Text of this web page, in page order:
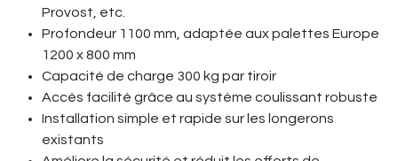
Provost, etc.
Profondeur 1100 mm, adaptée aux palettes Europe
1200 x 800 mm
Capacité de charge 300 kg par tiroir
Accès facilité grâce au système coulissant robuste
Installation simple et rapide sur les longerons
existants